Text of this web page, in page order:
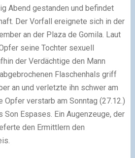
Abend gestanden und befindet
Der Vorfall ereignete sich in der
an der Plaza de Gomila. Laut
seine Tochter sexuell
der Verdächtige den Mann
Flaschenhals griff
an und verletzte ihn schwer am
Opfer verstarb am Sonntag (27.12.)
Son Espases. Ein Augenzeuge, der
den Ermittlern den